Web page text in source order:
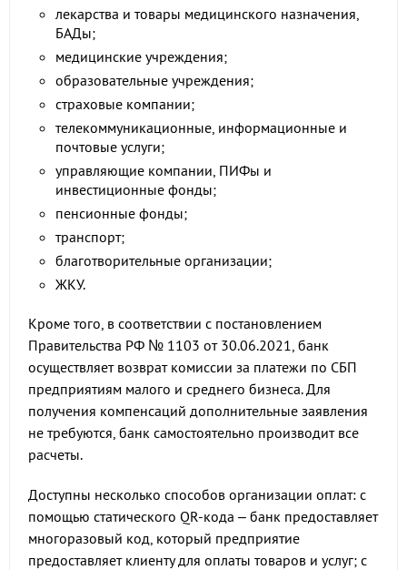
лекарства и товары медицинского назначения,
БАДы;
медицинские учреждения;
образовательные учреждения;
страховые компании;
телекоммуникационные, информационные и
почтовые услуги;
управляющие компании, ПИФы и
инвестиционные фонды;
пенсионные фонды;
транспорт;
благотворительные организации;
ЖКУ.
Кроме того, в соответствии с постановлением
Правительства РФ № 1103 от 30.06.2021, банк
осуществляет возврат комиссии за платежи по СБП
предприятиям малого и среднего бизнеса. Для
получения компенсаций дополнительные заявления
не требуются, банк самостоятельно производит все
расчеты.
Доступны несколько способов организации оплат: с
помощью статического QR-кода – банк предоставляет
многоразовый код, который предприятие
предоставляет клиенту для оплаты товаров и услуг; с